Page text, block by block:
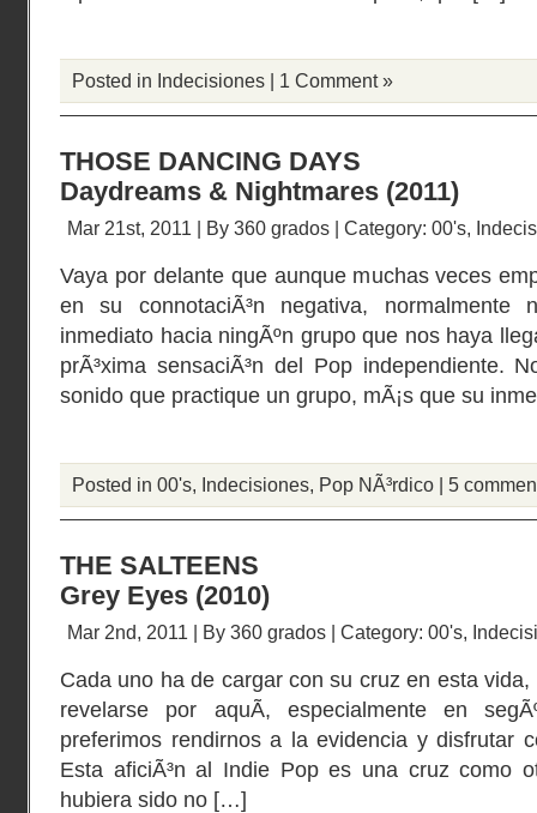
Posted in Indecisiones | 1 Comment »
THOSE DANCING DAYS
Daydreams & Nightmares (2011)
Mar 21st, 2011 | By 360 grados | Category: 00's,
Vaya por delante que aunque muchas veces
en su connotaciÃ³n negativa, normalmente
inmediato hacia ningÃºn grupo que nos haya
prÃ³xima sensaciÃ³n del Pop independiente.
sonido que practique un grupo, mÃ¡s que su
Posted in 00's, Indecisiones, Pop NÃ³rdico | 5
THE SALTEENS
Grey Eyes (2010)
Mar 2nd, 2011 | By 360 grados | Category: 00's,
Cada uno ha de cargar con su cruz en esta
revelarse por aquÃ­, especialmente en
preferimos rendirnos a la evidencia y disfrutar
Esta aficiÃ³n al Indie Pop es una cruz como
hubiera sido no […]